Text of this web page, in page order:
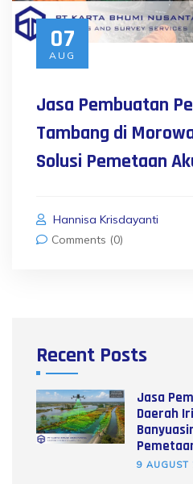
07
AUG
Jasa Pembuatan
Tambang di
Solusi Pemetaan
Hannisa Krisdayanti
Comments (0)
Recent Posts
Jasa
Daerah
9 AUGUST